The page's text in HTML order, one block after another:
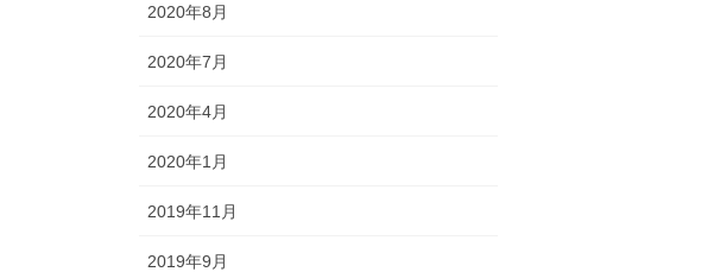
2020年8月
2020年7月
2020年4月
2020年1月
2019年11月
2019年9月